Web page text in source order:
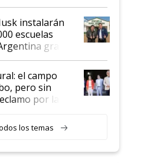
instalarán
escuelas
gracias
Starlink
el campo
pero sin
por las
los temas